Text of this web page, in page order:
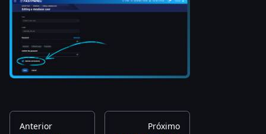
Anterior Próximo